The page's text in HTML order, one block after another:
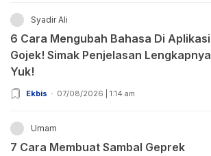
Syadir Ali
6 Cara Mengubah Bahasa Di Aplikasi
Gojek! Simak Penjelasan Lengkapnya
Yuk!
Ekbis 07/08/2026 | 1:14 am
Umam
7 Cara Membuat Sambal Geprek